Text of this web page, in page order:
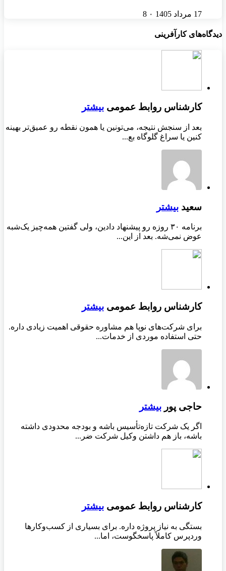
17 مرداد 1405 ۰ 8
دیدگاه‌های کارآفرینی
کارشناس روابط عمومی بیشتر
بعد از سنجش نتیجه، می‌تونین یا همون نقطه رو عمیق‌تر بهینه
کنین یا سراغ گلوگاه بع...
سعید بیشتر
برنامه ۳۰ روزه رو پیشنهاد دادین، ولی گفتین همه‌چیز یک‌شبه
عوض نمی‌شه. بعد از این...
کارشناس روابط عمومی بیشتر
برای شرکت‌های نوپا هم مشاوره حقوقی اهمیت زیادی داره.
حتی استفاده موردی از خدمات...
حاجی پور بیشتر
اگر یک شرکت تازه‌تأسیس باشه و بودجه محدودی داشته
باشه، باز هم داشتن وکیل شرکت ضر...
کارشناس روابط عمومی بیشتر
بستگی به نیاز پروژه داره. برای بسیاری از کسب‌وکارها
وردپرس کاملاً پاسخگوست، اما...